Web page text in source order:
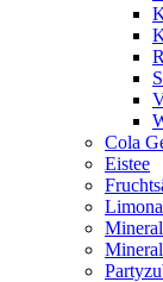
Cola
Eistee